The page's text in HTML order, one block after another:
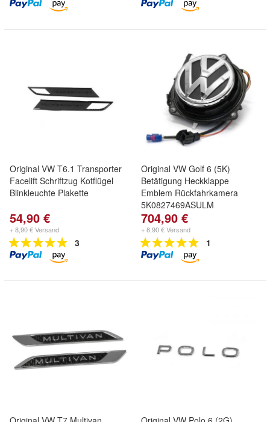
Original VW T6.1 Transporter
Facelift Schriftzug Kotflügel
Blinkleuchte Plakette
54,90 €
+ 8,90 € Versand
3
Original VW Golf 6 (5K)
Betätigung Heckklappe
Emblem Rückfahrkamera
5K0827469ASULM
704,90 €
+ 8,90 € Versand
1